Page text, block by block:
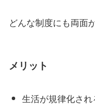
どんな制度にも両面
メリット
生活が規律化され